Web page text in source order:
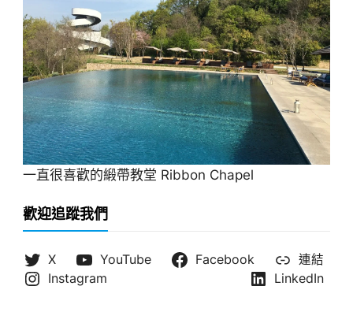
一直很喜歡的緞帶教堂 Ribbon Chapel
歡迎追蹤我們
X YouTube Facebook
連結
Instagram
LinkedIn